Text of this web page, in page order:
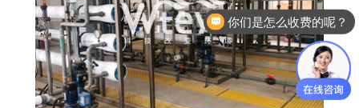
你们是怎么收费的呢？